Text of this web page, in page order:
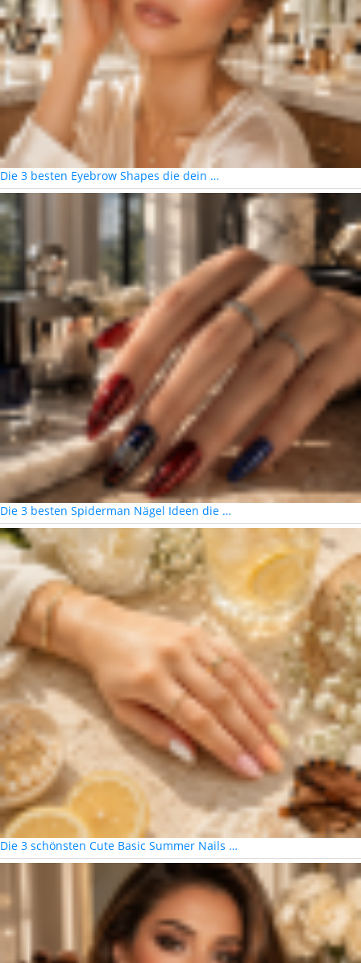
Die 3 besten Eyebrow Shapes die dein …
Die 3 besten Spiderman Nägel Ideen die …
Die 3 schönsten Cute Basic Summer Nails …